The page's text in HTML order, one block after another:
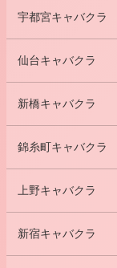
宇都宮キャバクラ
仙台キャバクラ
新橋キャバクラ
錦糸町キャバクラ
上野キャバクラ
新宿キャバクラ